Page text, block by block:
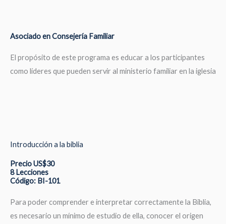
Asociado en Consejería Familiar
El propósito de este programa es educar a los participantes
como líderes que pueden servir al ministerio familiar en la iglesia
Introducción a la biblia
Precio US$30
8 Lecciones
Código: BI-101
Para poder comprender e interpretar correctamente la Biblia,
es necesario un mínimo de estudio de ella, conocer el origen